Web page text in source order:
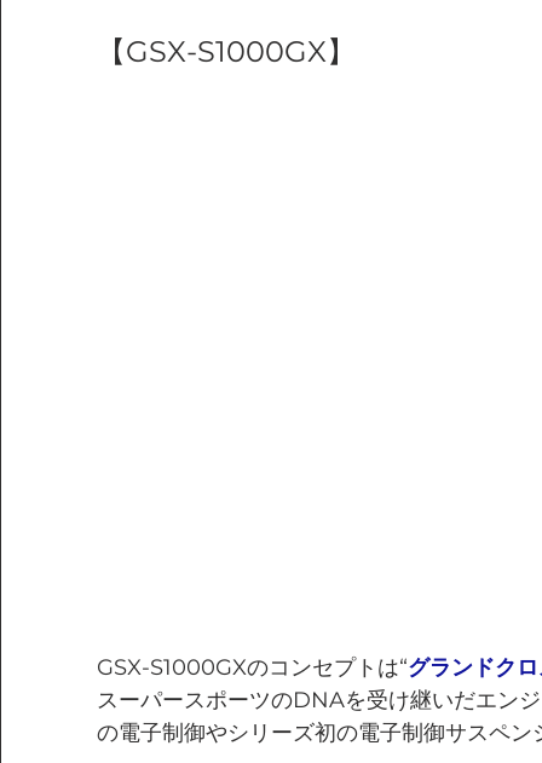
【GSX-S1000GX】
GSX-S1000GXのコンセプトは“グランドク
スーパースポーツのDNAを受け継いだエン
の電子制御やシリーズ初の電子制御サスペン